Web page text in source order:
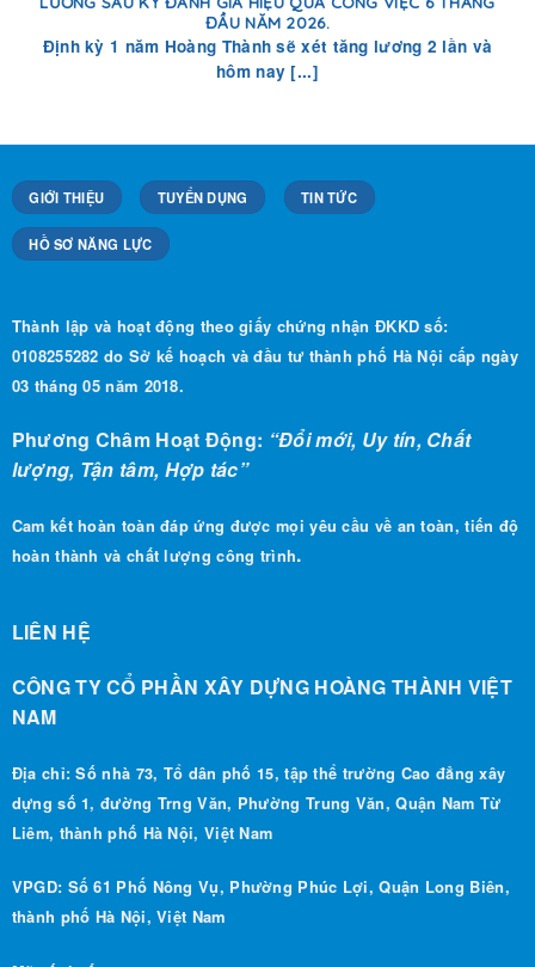
Định kỳ 1 năm Hoàng Thành sẽ xét tăng lương 2 lần và
hôm nay [...]
HỒ SƠ NĂNG LỰC
0108255282 do Sở kế hoạch và đầu tư thành phố Hà Nội cấp ngày
03 tháng 05 năm 2018.
lượng, Tận tâm, Hợp tác”
hoàn thành và chất lượng công trình.
CÔNG TY CỔ PHẦN XÂY DỰNG HOÀNG THÀNH VIỆT
NAM
dựng số 1, đường Trng Văn, Phường Trung Văn, Quận Nam Từ
Liêm, thành phố Hà Nội, Việt Nam
thành phố Hà Nội, Việt Nam